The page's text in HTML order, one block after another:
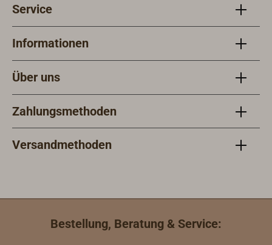
Service
Informationen
Über uns
Zahlungsmethoden
Versandmethoden
Bestellung, Beratung & Service: